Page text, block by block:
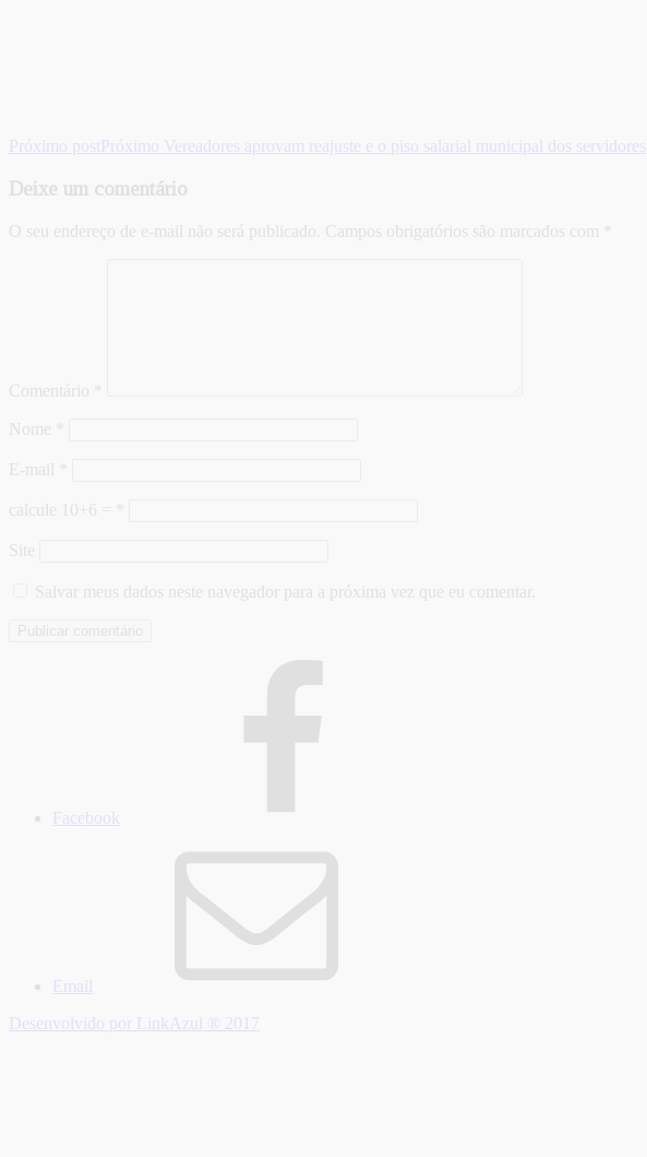
Próximo post Próximo Vereadores aprovam reajuste e o piso salarial municipal dos servidores
Deixe um comentário
O seu endereço de e-mail não será publicado. Campos obrigatórios são marcados com
Comentário
Nome
E-mail
calcule 10+6 =
Site
Salvar meus dados neste navegador para a próxima vez que eu comentar.
Facebook
Email
Desenvolvido por LinkAzul ® 2017